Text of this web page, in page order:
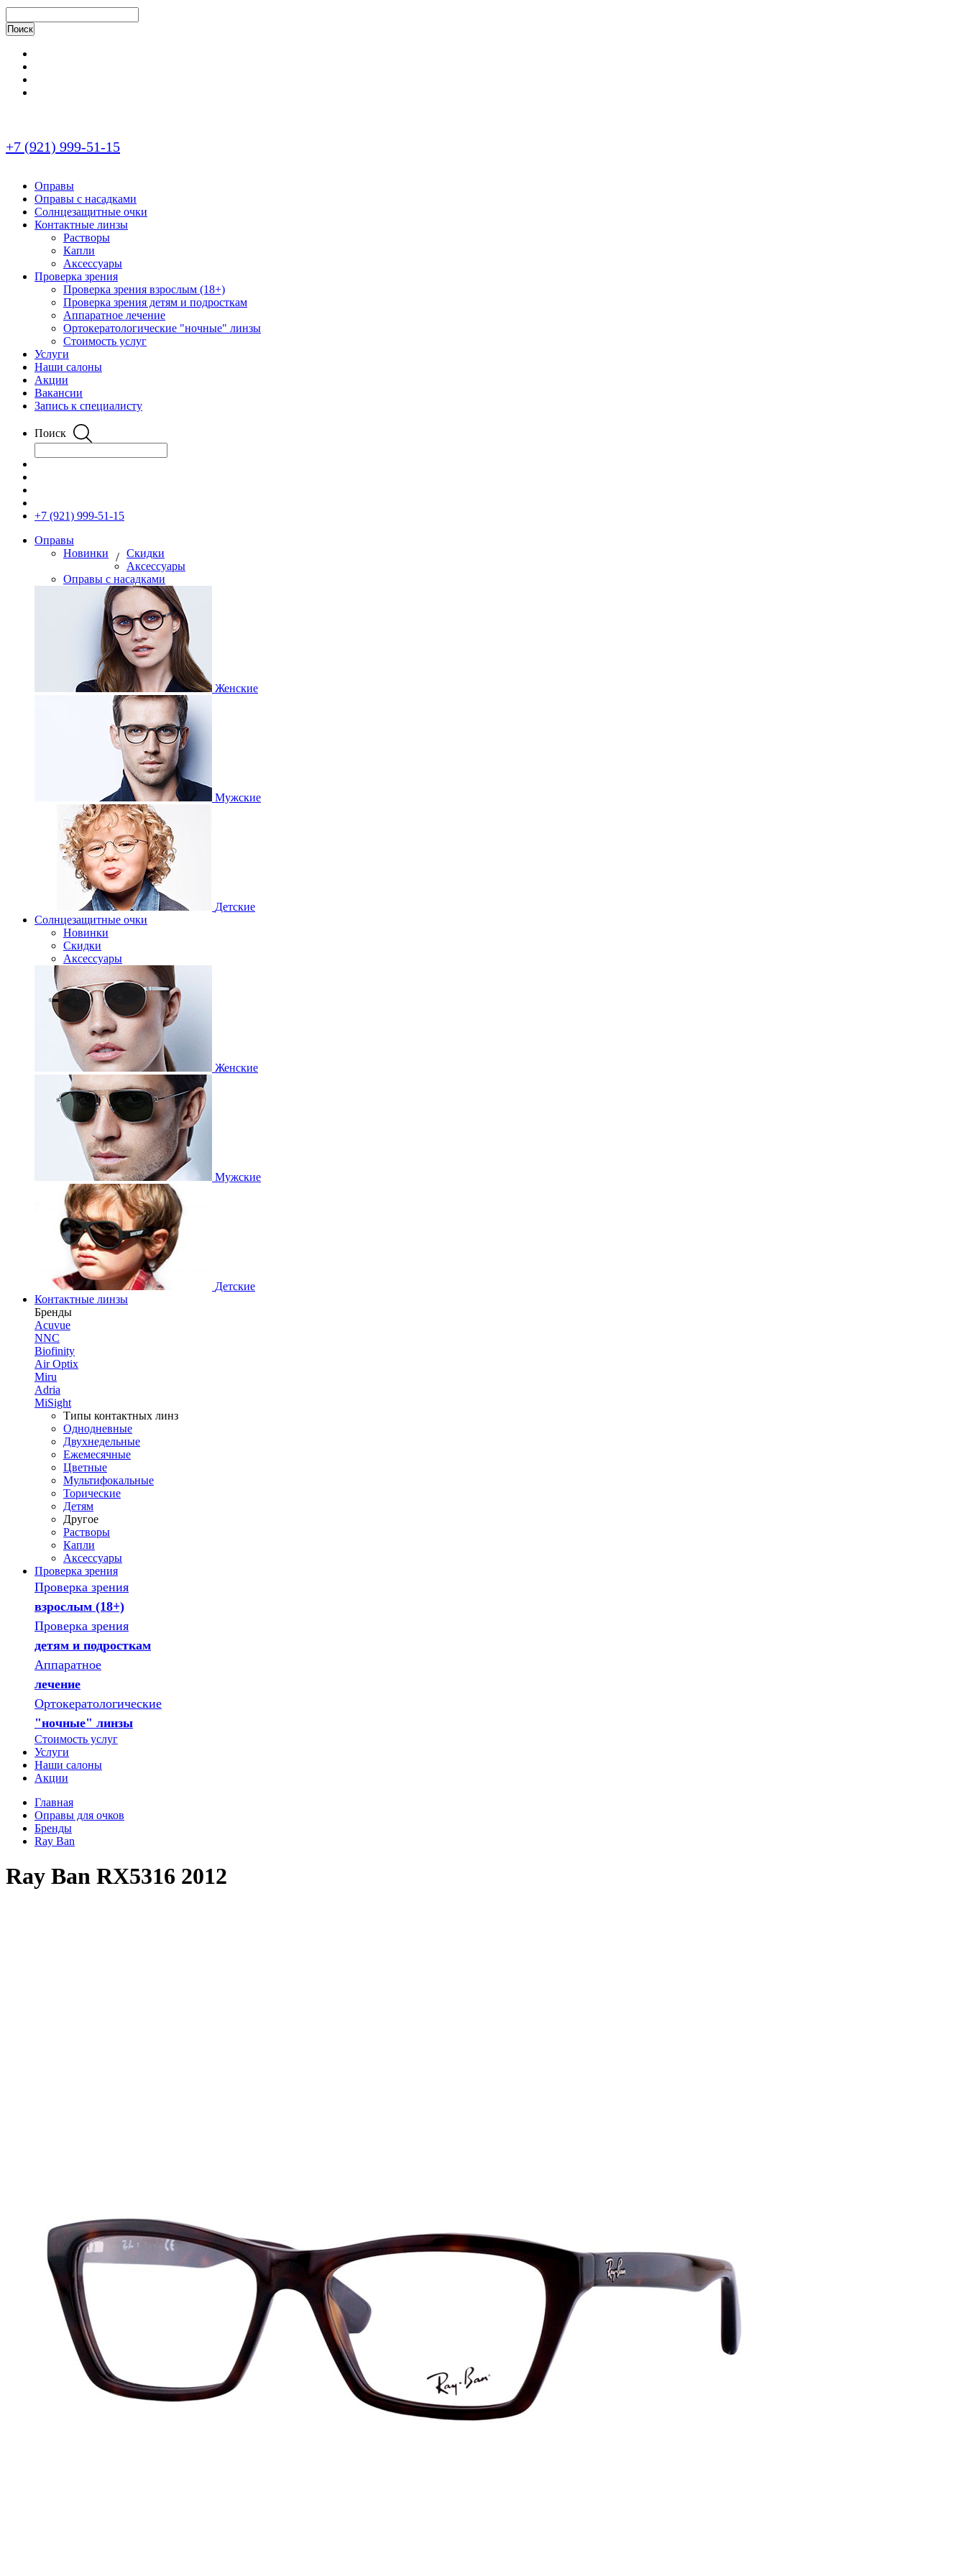
+7 (921) 999-51-15
Оправы
Оправы с насадками
Солнцезащитные очки
Контактные линзы
Растворы
Капли
Аксессуары
Проверка зрения
Проверка зрения взрослым (18+)
Проверка зрения детям и подросткам
Аппаратное лечение
Ортокератологические "ночные" линзы
Стоимость услуг
Услуги
Наши салоны
Акции
Вакансии
Запись к специалисту
Поиск
+7 (921) 999-51-15
Оправы
Новинки
/ Скидки
Аксессуары
Оправы с насадками
Женские
Мужские
Детские
Солнцезащитные очки
Новинки
Скидки
Аксессуары
Женские
Мужские
Детские
Контактные линзы
Бренды
Acuvue
NNC
Biofinity
Air Optix
Miru
Adria
MiSight
Типы контактных линз
Однодневные
Двухнедельные
Ежемесячные
Цветные
Мультифокальные
Торические
Детям
Другое
Растворы
Капли
Аксессуары
Проверка зрения
Проверка зрения
взрослым (18+)
Проверка зрения
детям и подросткам
Аппаратное
лечение
Ортокератологические
"ночные" линзы
Стоимость услуг
Услуги
Наши салоны
Акции
Главная
Оправы для очков
Бренды
Ray Ban
Ray Ban RX5316 2012